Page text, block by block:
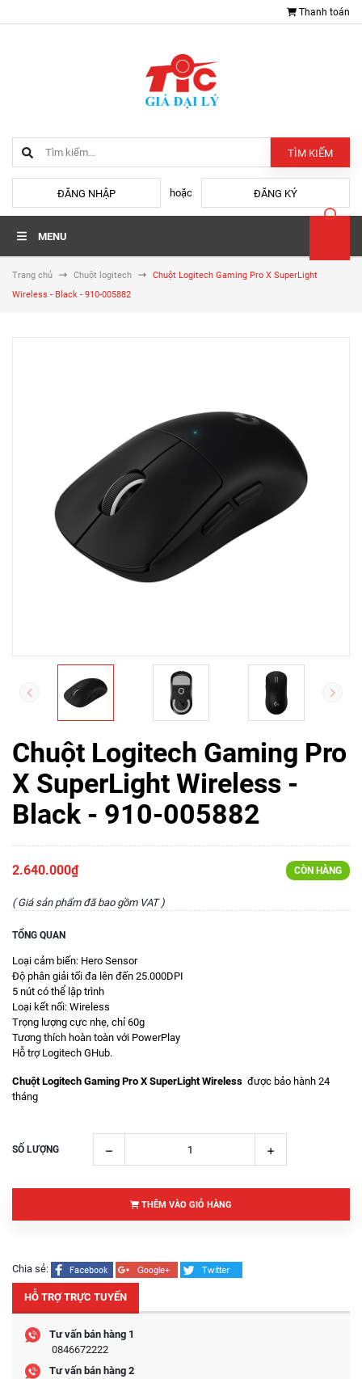
Thanh toán
TÌM KIẾM
ĐĂNG NHẬP hoặc ĐĂNG KÝ
MENU
Trang chủ Chuột logitech
Chuột Logitech Gaming Pro X SuperLight
Wireless - Black - 910-005882
Chuột Logitech Gaming Pro
X SuperLight Wireless -
Black - 910-005882
2.640.000₫ CÒN HÀNG
( Giá sản phẩm đã bao gồm VAT )
TỔNG QUAN
Loại cảm biến: Hero Sensor
Độ phân giải tối đa lên đến 25.000DPI
5 nút có thể lập trình
Loại kết nối: Wireless
Trọng lượng cực nhẹ, chỉ 60g
Tương thích hoàn toàn với PowerPlay
Hỗ trợ Logitech GHub.
Chuột Logitech Gaming Pro X SuperLight Wireless được bảo hành 24
tháng
SỐ LƯỢNG
THÊM VÀO GIỎ HÀNG
Chia sẻ:
HỖ TRỢ TRỰC TUYẾN
Tư vấn bán hàng 1
0846672222
Tư vấn bán hàng 2